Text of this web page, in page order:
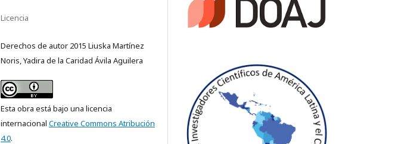
Licencia
Derechos de autor 2015 Liuska Martínez
Noris, Yadira de la Caridad Ávila Aguilera
Esta obra está bajo una licencia
internacional Creative Commons Atribución
4.0.